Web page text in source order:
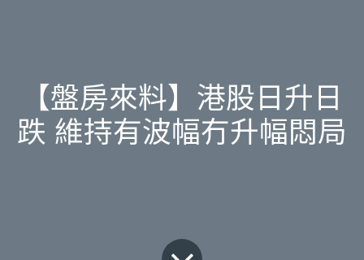
【盤房來料】港股日升日
跌 維持有波幅冇升幅悶局